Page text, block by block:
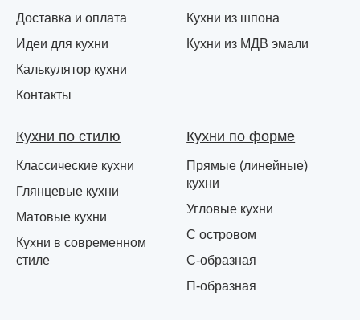
Доставка и оплата
Идеи для кухни
Калькулятор кухни
Контакты
Кухни из шпона
Кухни из МДВ эмали
Кухни по стилю
Классические кухни
Глянцевые кухни
Матовые кухни
Кухни в современном
стиле
Кухни по форме
Прямые (линейные)
кухни
Угловые кухни
С островом
С-образная
П-образная